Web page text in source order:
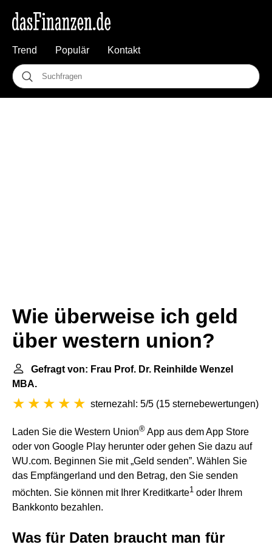
Trend Populär Kontakt
Wie überweise ich geld
über western union?
Gefragt von: Frau Prof. Dr. Reinhilde Wenzel
MBA.
sternezahl: 5/5 (15 sternebewertungen)
Laden Sie die Western Union® App aus dem App Store
oder von Google Play herunter oder gehen Sie dazu auf
WU.com. Beginnen Sie mit „Geld senden”. Wählen Sie
das Empfängerland und den Betrag, den Sie senden
möchten. Sie können mit Ihrer Kreditkarte1 oder Ihrem
Bankkonto bezahlen.
Was für Daten braucht man für